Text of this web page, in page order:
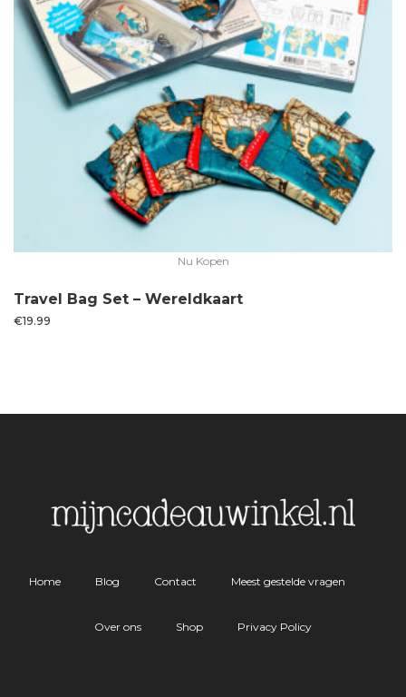
Nu Kopen
Travel Bag Set – Wereldkaart
€19.99
Home Blog Contact Meest gestelde vragen
Over ons Shop Privacy Policy